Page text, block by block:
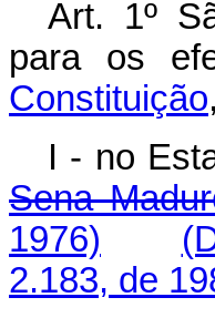
Art. 1º
para os
Constituição
I - no
Sena
1976)
2.183, de